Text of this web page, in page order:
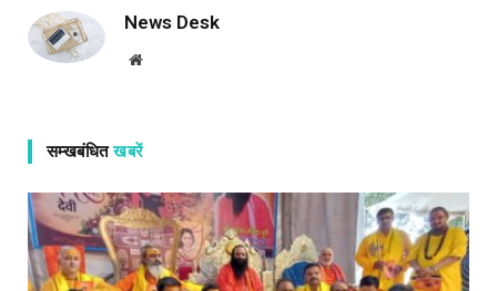
News Desk
Website
सम्खबंधितखबरें